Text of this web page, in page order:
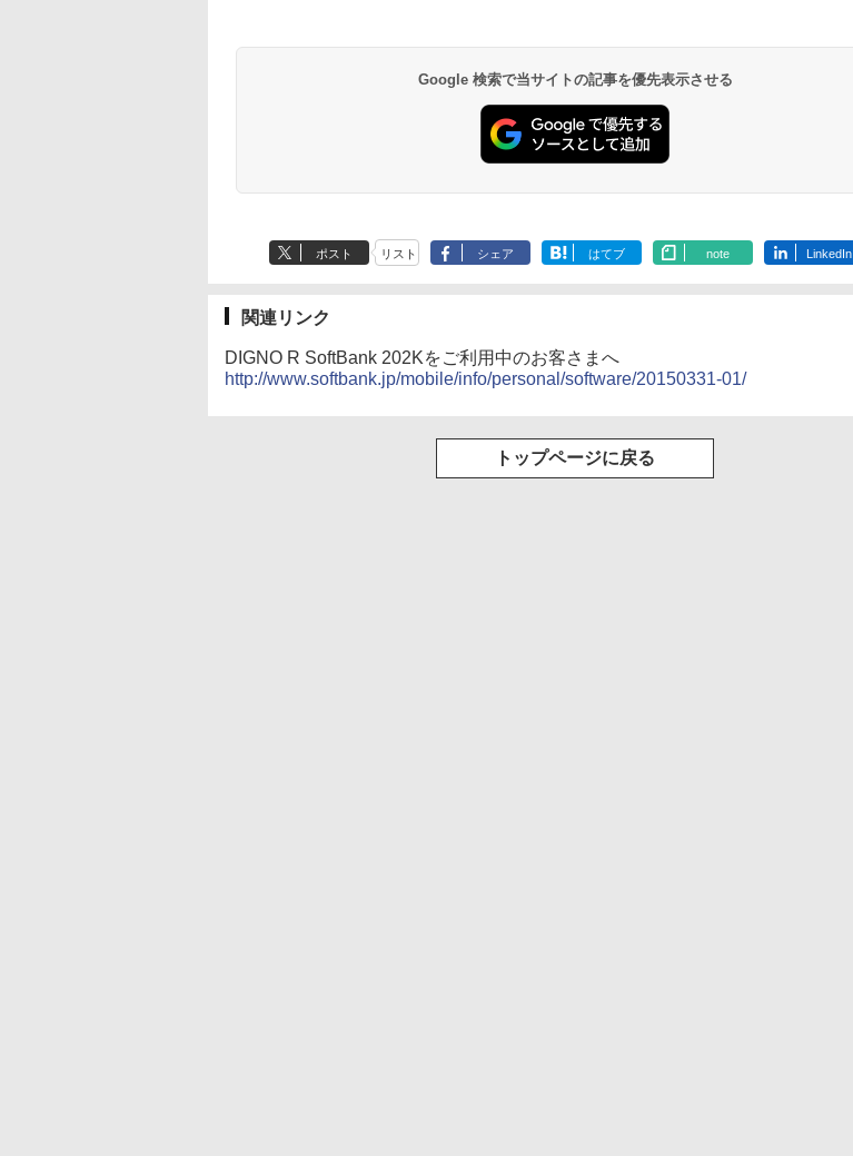
Google 検索で当サイトの記事を優先表示させる
ポスト リスト シェア はてブ note LinkedIn
関連リンク
DIGNO R SoftBank 202Kをご利用中のお客さまへ
http://www.softbank.jp/mobile/info/personal/software/20150331-01/
トップページに戻る